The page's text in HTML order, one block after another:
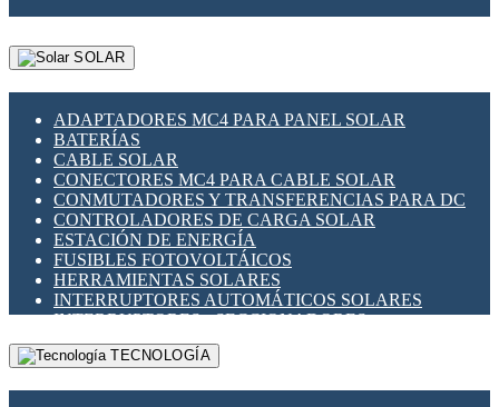
SOLAR
ADAPTADORES MC4 PARA PANEL SOLAR
BATERÍAS
CABLE SOLAR
CONECTORES MC4 PARA CABLE SOLAR
CONMUTADORES Y TRANSFERENCIAS PARA DC
CONTROLADORES DE CARGA SOLAR
ESTACIÓN DE ENERGÍA
FUSIBLES FOTOVOLTÁICOS
HERRAMIENTAS SOLARES
INTERRUPTORES AUTOMÁTICOS SOLARES
INTERRUPTORES - SECCIONADORES
FOTOVOLTÁICOS
MONTAJE PANEL SOLAR
TECNOLOGÍA